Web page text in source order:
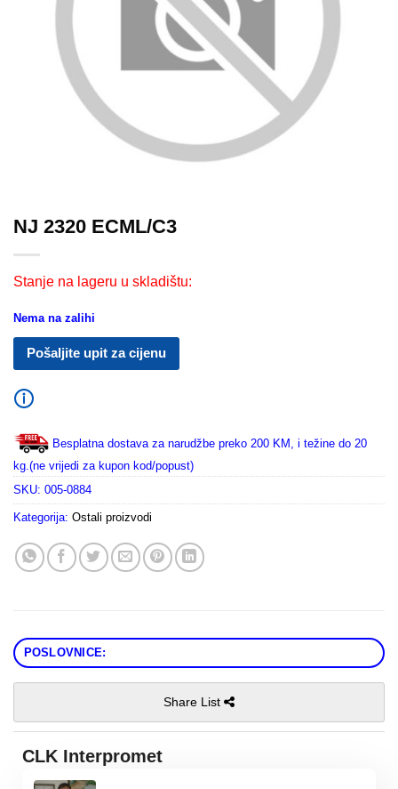
NJ 2320 ECML/C3
Stanje na lageru u skladištu:
Nema na zalihi
Pošaljite upit za cijenu
Besplatna dostava za narudžbe preko 200 KM, i težine do 20
kg.(ne vrijedi za kupon kod/popust)
SKU: 005-0884
Kategorija: Ostali proizvodi
POSLOVNICE:
Share List
CLK Interpromet